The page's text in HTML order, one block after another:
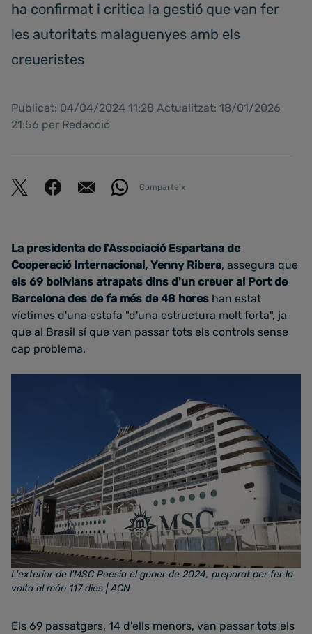
ha confirmat i critica la gestió que van fer
les autoritats malaguenyes amb els
creueristes
Publicat: 04/04/2024 11:28 Actualitzat: 18/01/2026
21:56 per Redacció
Comparteix
La presidenta de l'Associació Espartana de
Cooperació Internacional, Yenny Ribera, assegura que
els 69 bolivians atrapats dins d'un creuer al Port de
Barcelona des de fa més de 48 hores han estat
víctimes d'una estafa "d'una estructura molt forta", ja
que al Brasil sí que van passar tots els controls sense
cap problema.
L'exterior de l'MSC Poesia el gener de 2024, preparat per fer la
volta al món 117 dies | ACN
Els 69 passatgers, 14 d'ells menors, van passar tots els